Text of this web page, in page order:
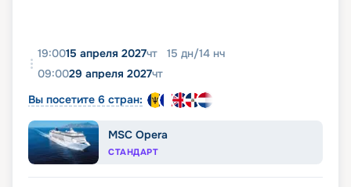
19:0015 апреля 2027чт 15 дн/14 нч
09:0029 апреля 2027чт
Вы посетите 6 стран:
MSC Opera
СТАНДАРТ